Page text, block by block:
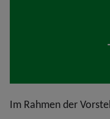
Im Rahmen der